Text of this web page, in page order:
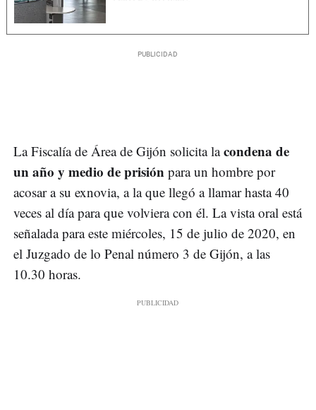
La Fiscalía de Área de Gijón solicita lacondena de
un año y medio de prisión para un hombre por
acosar a su exnovia, a la que llegó a llamar hasta 40
veces al día para que volviera con él. La vista oral está
señalada para este miércoles, 15 de julio de 2020, en
el Juzgado de lo Penal número 3 de Gijón, a las
10.30 horas.